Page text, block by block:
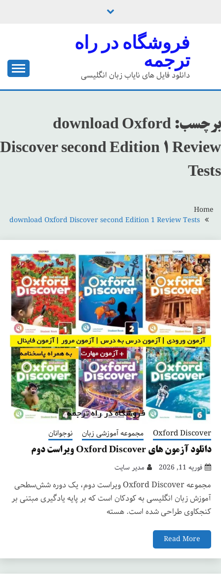
فروشگاه در راه
ترجمه
دانلود فایل های نایاب زبان انگلیسی
برچسب: download Oxford
Discover second Edition 1 Review
Tests
Home
download Oxford Discover second Edition 1 Review Tests
Oxford Discover مجموعه آموزشی زبان نوجوانان
دانلود آزمون های Oxford Discover ویراست دوم
فوریه 11, 2026 مدیر سایت
مجموعه Oxford Discover ویراست دوم، یک دوره شش‌سطحی
آموزش زبان انگلیسی به کودکان است که بر پایه یادگیری مبتنی بر
کنجکاوی طراحی شده است. هسته
Read More